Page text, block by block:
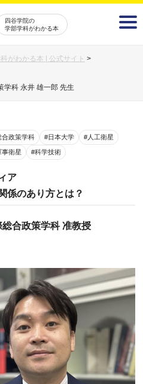
四谷学院の
学部学科がわかる本
がわかる本 | 公式サイト >
学科 永井 雄一郎 先生
合政策学科 #日本大学 #人工衛星
事衛星 #科学技術
ア
係のあり方とは？
合政策学科 准教授